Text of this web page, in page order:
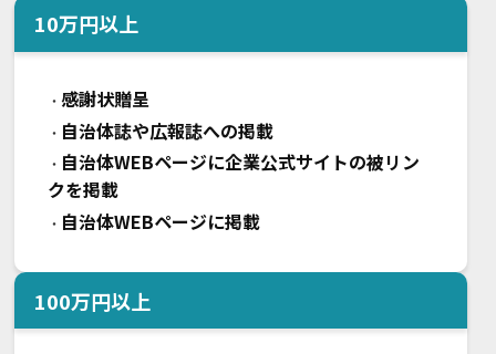
10万円以上
・感謝状贈呈
・ 自治体誌や広報誌への掲載
・ 自治体WEBページに企業公式サイトの被リン
クを掲載
・ 自治体WEBページに掲載
100万円以上